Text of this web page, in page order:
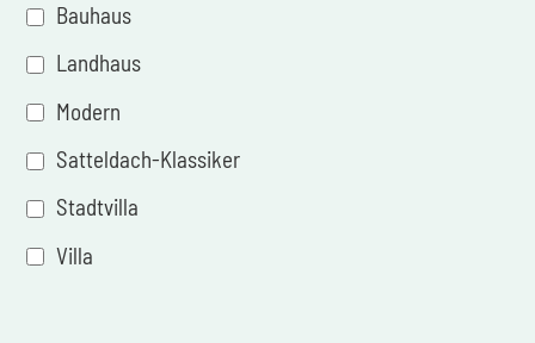
Bauhaus
Landhaus
Modern
Satteldach-Klassiker
Stadtvilla
Villa